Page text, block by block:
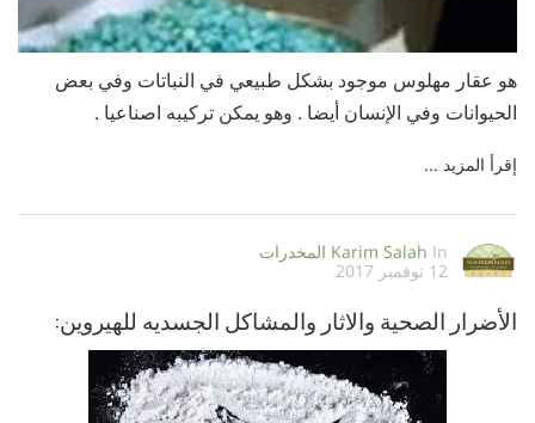
هو عقار مهلوس موجود بشكل طبيعي في النباتات وفي بعض
الحيوانات وفي الإنسان أيضا . وهو يمكن تركيبه اصناعيا .
إقرأ المزيد ...
Karim Salah In
المخدرات
12 نوفمبر 2017
الأضرار الصحية والاثار والمشاكل الجسديه للهيروين: